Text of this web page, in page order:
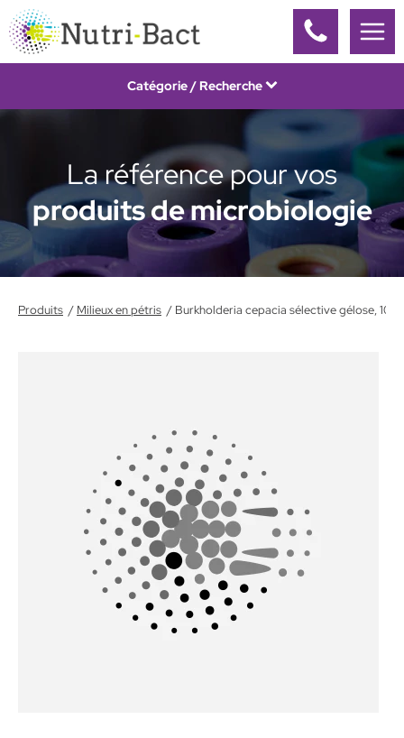
Panneau de gestion des cookies
La référence pour vos
produits de microbiologie
Catégorie / Recherche
Produits Milieux en pétris Burkholderia cepacia sélective gélose, 10/